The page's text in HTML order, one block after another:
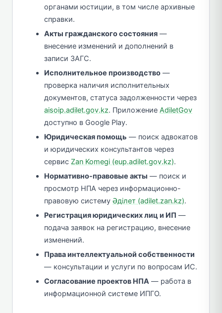
органами юстиции, в том числе архивные
справки.
Акты гражданского состояния —
внесение изменений и дополнений в
записи ЗАГС.
Исполнительное производство —
проверка наличия исполнительных
документов, статуса задолженности через
aisoip.adilet.gov.kz. Приложение AdiletGov
доступно в Google Play.
Юридическая помощь — поиск адвокатов
и юридических консультантов через
сервис Zan Komegi (eup.adilet.gov.kz).
Нормативно-правовые акты — поиск и
просмотр НПА через информационно-
правовую систему Әділет (adilet.zan.kz).
Регистрация юридических лиц и ИП —
подача заявок на регистрацию, внесение
изменений.
Права интеллектуальной собственности
— консультации и услуги по вопросам ИС.
Согласование проектов НПА — работа в
информационной системе ИПГО.